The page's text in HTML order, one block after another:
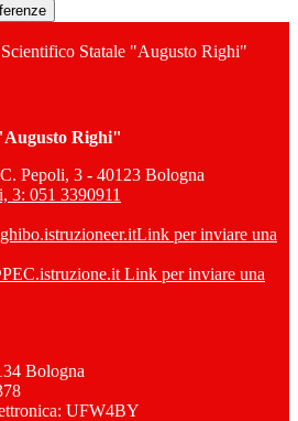
Statale "Augusto Righi"
Righi"
Pepoli, 3 - 40123 Bologna
3: 051 3390911
Link per inviare una
Link per inviare una
Bologna
UFW4BY